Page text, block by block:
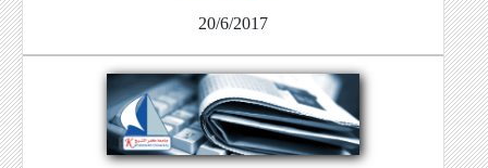
20/6/2017